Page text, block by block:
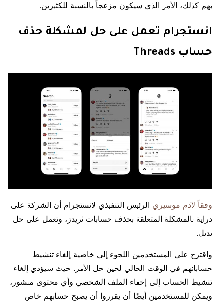
بهم كذلك، الأمر الذي سيكون مزعجاً بالنسبة للكثيرين.
انستجرام تعمل على حل لمشكلة حذف
حساب Threads
وفقاً لآدم موسيري الرئيس التنفيذي لانستجرام أن الشركة على
دراية بالمشكلة المتعلقة بحذف حسابات ثريدز، وتعمل على حل
بديل.
واقترح على المستخدمين اللجوء إلى خاصية إلغاء تنشيط
حساباتهم في الوقت الحالي لحين حل الأمر. حيث سيؤدي إلغاء
تنشيط الحساب إلى إخفاء الملف الشخصي وأي محتوى منشور،
ويمكن للمستخدمين أيضًا أن يقرروا أن يصبح حسابهم خاص